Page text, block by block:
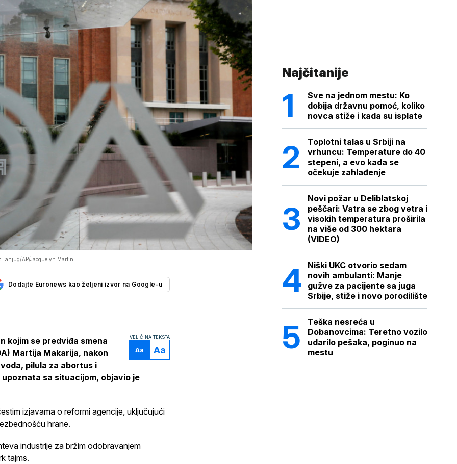
Tanjug/AP/Jacquelyn Martin
Dodajte Euronews kao željeni izvor na Google-u
VELIČINA TEKSTA
Aa Aa
kojim se predviđa smena
Martija Makarija, nakon
pilula za abortus i
upoznata sa situacijom, objavio je
izjavama o reformi agencije, uključujući
hrane.
industrije za bržim odobravanjem
tajms.
Najčitanije
Sve na jednom mestu: Ko
dobija državnu pomoć, koliko
novca stiže i kada su isplate
Toplotni talas u Srbiji na
vrhuncu: Temperature do 40
stepeni, a evo kada se
očekuje zahlađenje
Novi požar u Deliblatskoj
peščari: Vatra se zbog vetra i
visokih temperatura proširila
na više od 300 hektara
(VIDEO)
Niški UKC otvorio sedam
novih ambulanti: Manje
gužve za pacijente sa juga
Srbije, stiže i novo porodilište
Teška nesreća u
Dobanovcima: Teretno vozilo
udarilo pešaka, poginuo na
mestu